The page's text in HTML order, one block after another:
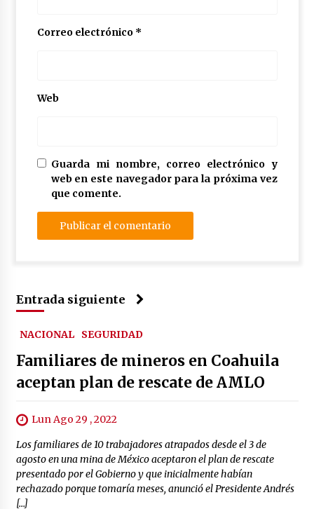
Correo electrónico *
Web
Guarda mi nombre, correo electrónico y
web en este navegador para la próxima vez
que comente.
Entrada siguiente
NACIONAL SEGURIDAD
Familiares de mineros en Coahuila
aceptan plan de rescate de AMLO
Lun Ago 29 , 2022
Los familiares de 10 trabajadores atrapados desde el 3 de
agosto en una mina de México aceptaron el plan de rescate
presentado por el Gobierno y que inicialmente habían
rechazado porque tomaría meses, anunció el Presidente Andrés
[…]